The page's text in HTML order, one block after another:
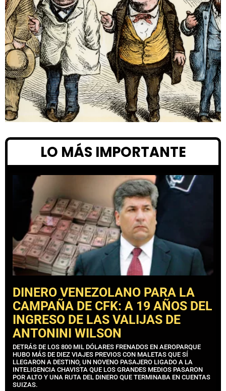
LO MÁS IMPORTANTE
DINERO VENEZOLANO PARA LA
CAMPAÑA DE CFK: A 19 AÑOS DEL
INGRESO DE LAS VALIJAS DE
ANTONINI WILSON
DETRÁS DE LOS 800 MIL DÓLARES FRENADOS EN AEROPARQUE
HUBO MÁS DE DIEZ VIAJES PREVIOS CON MALETAS QUE SÍ
LLEGARON A DESTINO, UN NOVENO PASAJERO LIGADO A LA
INTELIGENCIA CHAVISTA QUE LOS GRANDES MEDIOS PASARON
POR ALTO Y UNA RUTA DEL DINERO QUE TERMINABA EN CUENTAS
SUIZAS.